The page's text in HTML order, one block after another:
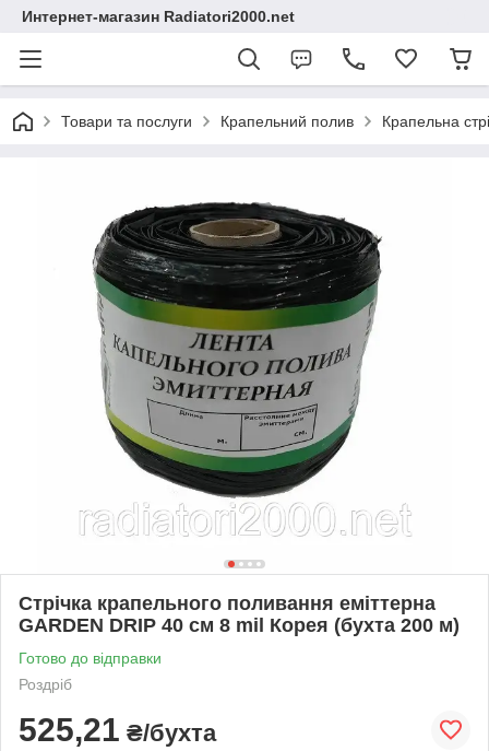
Интернет-магазин Radiatori2000.net
Товари та послуги Крапельний полив Крапельна
Стрічка крапельного поливання еміттерна
GARDEN DRIP 40 см 8 mil Корея (бухта 200 м)
Готово до відправки
Роздріб
525,21 ₴/бухта